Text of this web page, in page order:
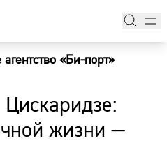
«Би-порт»
жизни —